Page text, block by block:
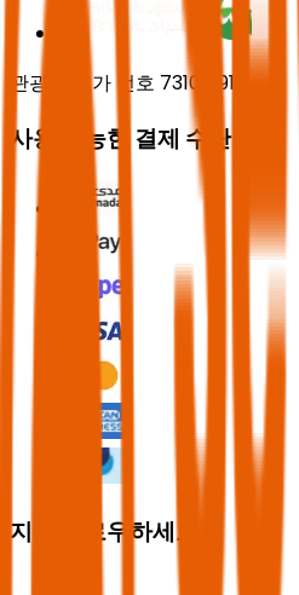
관광부 허가 번호 73102191
사용 가능한 결제 수단
지금 팔로우하세요